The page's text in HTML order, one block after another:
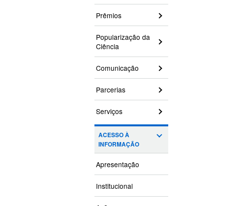
Prêmios
Popularização da
Ciência
Comunicação
Parcerias
Serviços
ACESSO À
INFORMAÇÃO
Apresentação
Institucional